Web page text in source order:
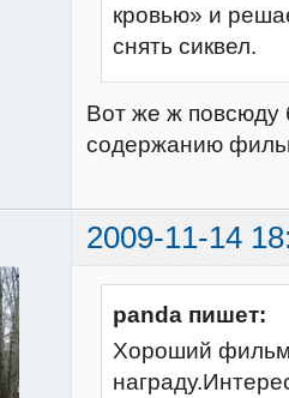
кровью» и
снять сиквел.
Вот же ж повсюду
содержанию
2009-11-14
panda пишет:
Хороший